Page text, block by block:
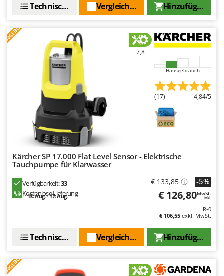
Ryobi
S
Santos
Sbaraglia
Schnitzer
Seven Italy
Shark
Shindaiwa
Silky
Simatech
Skil
Snapper
Spice Electronics
Hinzufügen
Vergleichen Sie
Technische Daten
ANGEBOT
7,8
Hausgebrauch
(17) 4,84/5
Kärcher SP 17.000 Flat Level Sensor - Elektrische
Tauchpumpe für Klarwasser
Verfügbarkeit:33
Kostenlose Lieferung
13. Aug. - 17. Aug.
€ 133,85 -5%
€ 126,80MwSt.
inkl.
R-0
€ 106,55 exkl. MwSt.
Hinzufügen
Vergleichen Sie
Technische Daten
ANGEBOT